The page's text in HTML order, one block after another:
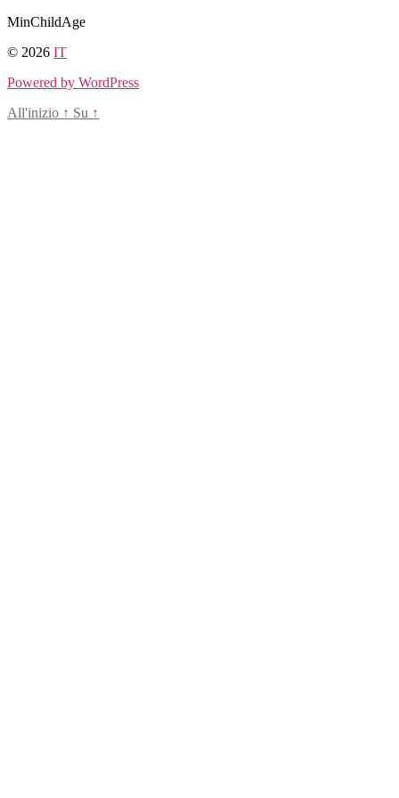
Salta
contenuto
MinChildAge
© 2026 IT
Powered by WordPress
All'inizio ↑ Su ↑